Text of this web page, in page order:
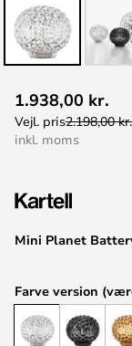
til
starten
Mini Planet
1.938,00 kr.
Vejl. pris2.198,00 kr.
inkl. moms
Farve version